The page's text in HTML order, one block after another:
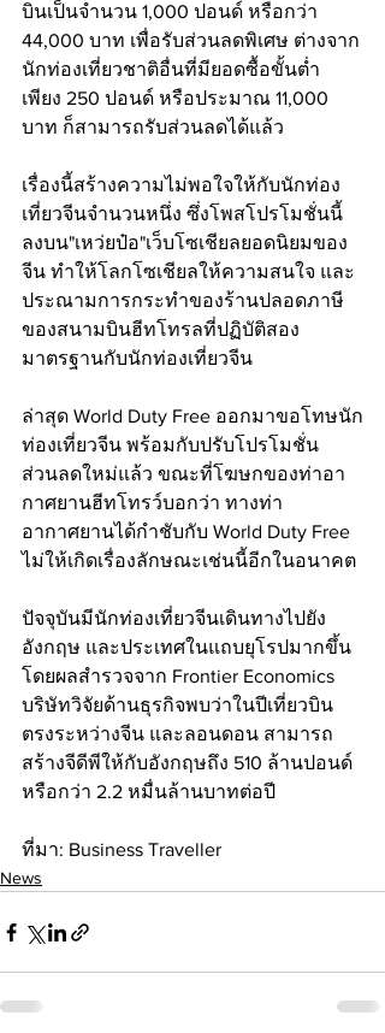
บินเป็นจำนวน 1,000 ปอนด์ หรือกว่า
44,000 บาท เพื่อรับส่วนลดพิเศษ ต่างจาก
นักท่องเที่ยวชาติอื่นที่มียอดซื้อขั้นต่ำ
เพียง 250 ปอนด์ หรือประมาณ​ 11,000
บาท ก็สามารถรับส่วนลดได้แล้ว
เรื่องนี้สร้างความไม่พอใจให้กับนักท่อง
เที่ยวจีนจำนวนหนึ่ง ซึ่งโพสโปรโมชั่นนี้
ลงบน"เหว่ยป๋อ"เว็บโซเชียลยอดนิยมของ
จีน ทำให้โลกโซเชียลให้ความสนใจ และ
ประณามการกระทำของร้านปลอดภาษี
ของสนามบินฮีทโทรลที่ปฏิบัติสอง
มาตรฐานกับนักท่องเที่ยวจีน
ล่าสุด World Duty Free ออกมาขอโทษนัก
ท่องเที่ยวจีน พร้อมกับปรับโปรโมชั่น
ส่วนลดใหม่แล้ว ขณะที่โฆษกของท่าอา
กาศยานฮีทโทรว์บอกว่า ทางท่า
อากาศยานได้กำชับกับ World Duty Free
ไม่ให้เกิดเรื่องลักษณะเช่นนี้อีกในอนาคต
ปัจจุบันมีนักท่องเที่ยวจีนเดินทางไปยัง
อังกฤษ และประเทศในแถบยุโรปมากขึ้น
โดยผลสำรวจจาก Frontier Economics
บริษัทวิจัยด้านธุรกิจพบว่าในปีเที่ยวบิน
ตรงระหว่างจีน และลอนดอน สามารถ
สร้างจีดีพีให้กับอังกฤษถึง 510 ล้านปอนด์
หรือกว่า 2.2 หมื่นล้านบาทต่อปี
ที่มา: Business Traveller
News